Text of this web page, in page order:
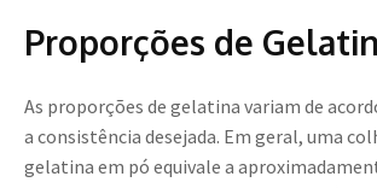
Proporções de
As proporções de gelatina variam de
a consistência desejada. Em geral, uma
gelatina em pó equivale a